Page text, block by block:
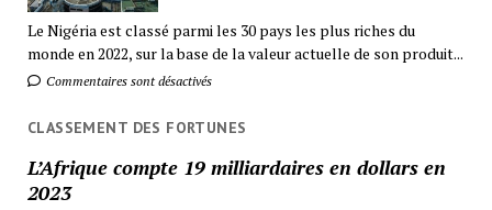
Le Nigéria est classé parmi les 30 pays les plus riches du
monde en 2022, sur la base de la valeur actuelle de son produit...
Commentaires sont désactivés
CLASSEMENT DES FORTUNES
L’Afrique compte 19 milliardaires en dollars en
2023